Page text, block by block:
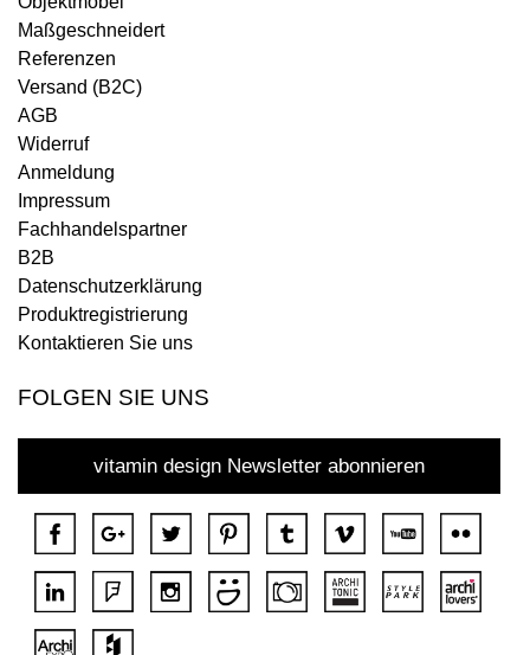
Maßgeschneidert
Referenzen
Versand (B2C)
AGB
Widerruf
Anmeldung
Impressum
Fachhandelspartner
B2B
Datenschutzerklärung
Produktregistrierung
Kontaktieren Sie uns
FOLGEN SIE UNS
vitamin design Newsletter abonnieren